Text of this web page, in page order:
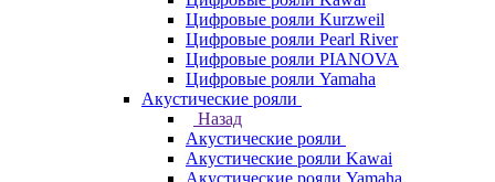
Цифровые рояли Kurzweil
Цифровые рояли Pearl River
Цифровые рояли PIANOVA
Цифровые рояли Yamaha
Акустические рояли
Назад
Акустические рояли
Акустические рояли Kawai
Акустические рояли Yamaha